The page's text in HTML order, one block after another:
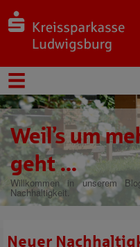
Weil’s um
geht ...
Willkommen in unserem
Nachhaltigkeit.
Neuer